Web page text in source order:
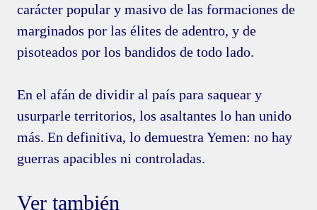
carácter popular y masivo de las formaciones de
marginados por las élites de adentro, y de
pisoteados por los bandidos de todo lado.
En el afán de dividir al país para saquear y
usurparle territorios, los asaltantes lo han unido
más. En definitiva, lo demuestra Yemen: no hay
guerras apacibles ni controladas.
Ver también